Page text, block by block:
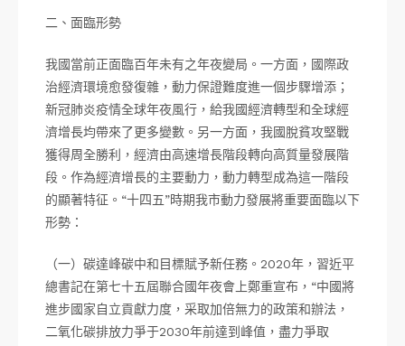
二、面臨形勢
我國當前正面臨百年未有之年夜變局。一方面，國際政
治經濟環境愈發復雜，動力保證難度進一個步驟增添；
新冠肺炎疫情全球年夜風行，給我國經濟轉型和全球經
濟增長均帶來了更多變數。另一方面，我國脫貧攻堅戰
獲得周全勝利，經濟由高速增長階段轉向高質量發展階
段。作為經濟增長的主要動力，動力轉型成為這一階段
的顯著特征。“十四五”時期我市動力發展將重要面臨以下
形勢：
（一）碳達峰碳中和目標賦予新任務。2020年，習近平
總書記在第七十五屆聯合國年夜會上鄭重宣布，“中國將
進步國家自立貢獻力度，采取加倍無力的政策和辦法，
二氧化碳排放力爭于2030年前達到峰值，盡力爭取